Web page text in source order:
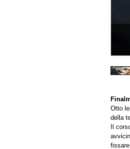
Otto
della
Il